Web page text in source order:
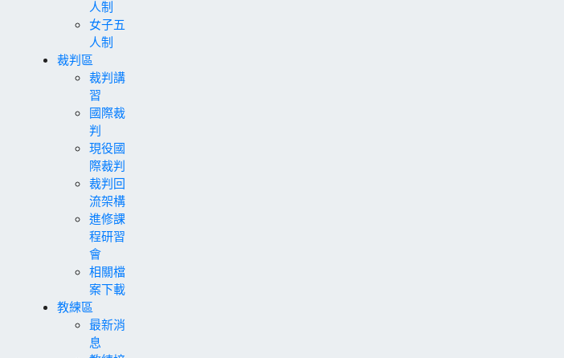
人制
女子五
人制
裁判區
裁判講
習
國際裁
判
現役國
際裁判
裁判回
流架構
進修課
程研習
會
相關檔
案下載
教練區
最新消
息